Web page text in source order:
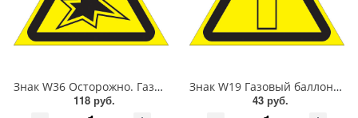
Знак W36 Осторожно. Газоопасные работы. 200 мм. пластик 2 мм
118 руб.
Знак W19 Газовый баллон. 200 мм. пленка
43 руб.